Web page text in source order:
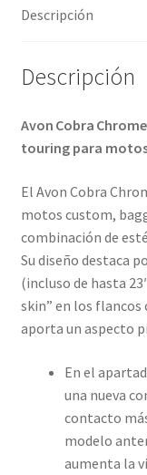
cantidad
Descripción
Descripción
Avon Cobra
touring para
El Avon Cobra
motos custom,
combinación de
Su diseño destaca
(incluso de hasta
skin” en los flancos
aporta un aspecto
En el
una nueva
contacto
modelo
aumenta la